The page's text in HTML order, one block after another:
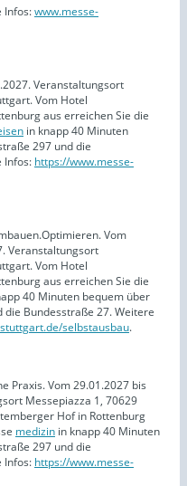
Infos:www.messe-
Veranstaltungsort
Vom Hotel
aus erreichen Sie die
in knapp 40 Minuten
297 und die
Infos: https://www.messe-
Vom
Veranstaltungsort
Vom Hotel
aus erreichen Sie die
40 Minuten bequem über
Bundesstraße 27. Weitere
selbstausbau.
Praxis. Vom 29.01.2027 bis
Messepiazza 1, 70629
Hof in Rottenburg
medizin in knapp 40 Minuten
297 und die
Infos: https://www.messe-